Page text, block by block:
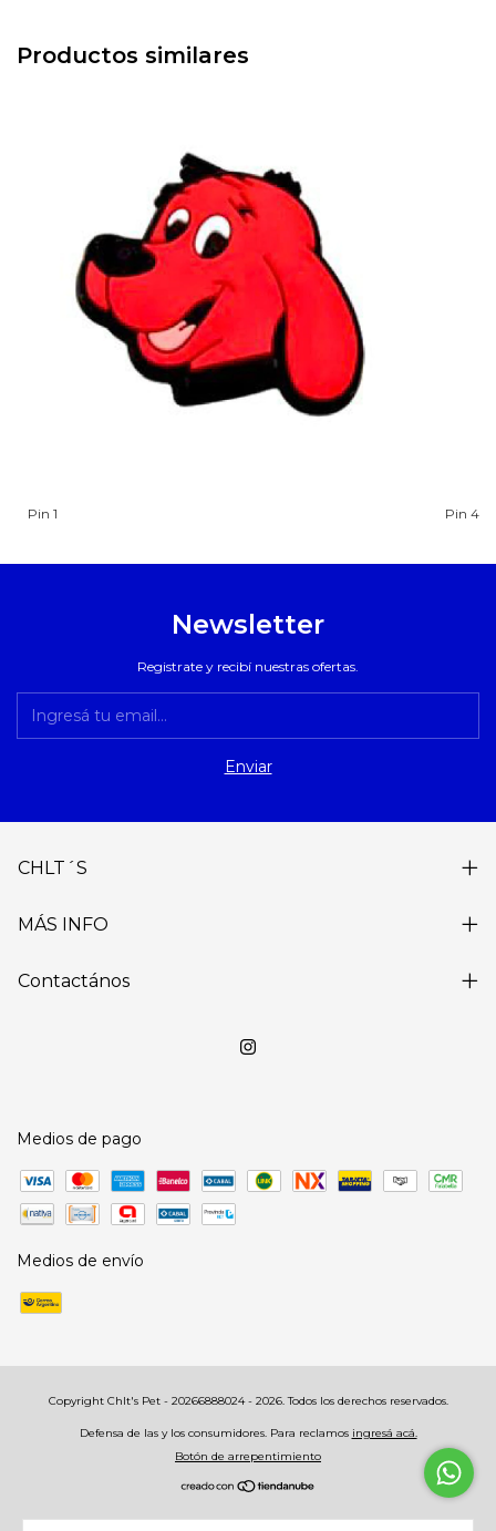
Productos similares
Pin 1 Pin 4
Newsletter
Registrate y recibí nuestras ofertas.
CHLT´S
MÁS INFO
Contactános
Medios de pago
Medios de envío
Copyright Chlt's Pet - 20266888024 - 2026. Todos los derechos reservados.
Defensa de las y los consumidores. Para reclamos ingresá acá.
Botón de arrepentimiento